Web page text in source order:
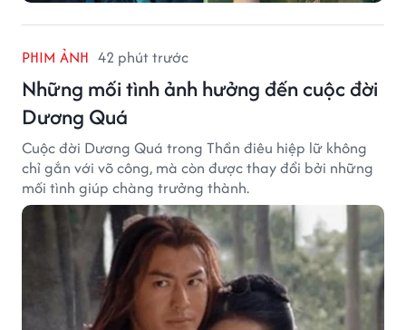
PHIM ẢNH 42 phút trước
Những mối tình ảnh hưởng đến cuộc đời
Dương Quá
Cuộc đời Dương Quá trong Thần điêu hiệp lữ không
chỉ gắn với võ công, mà còn được thay đổi bởi những
mối tình giúp chàng trưởng thành.